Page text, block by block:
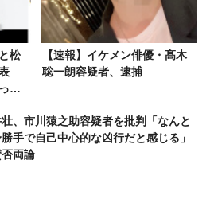
松
た
か
【速報】イケメン俳優・髙木
聡一朗容疑者、逮捕
、市川猿之助容疑者を批判「なんと
勝手で自己中心的な凶行だと感じる」
両論